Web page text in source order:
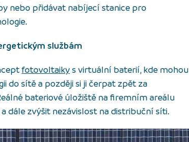
nebo přidávat nabíjecí stanice pro
službám
fotovoltaikys virtuální baterií, kde mohou
do sítě a později si ji čerpat zpět za
bateriové úložiště na firemním areálu
dále zvýšit nezávislost na distribuční síti.